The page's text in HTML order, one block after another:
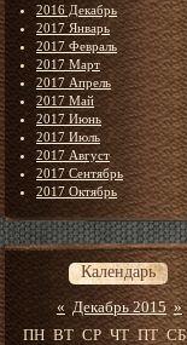
2016 Декабрь
2017 Январь
2017 Февраль
2017 Март
2017 Апрель
2017 Май
2017 Июнь
2017 Июль
2017 Август
2017 Сентябрь
2017 Октябрь
Календарь
« Декабрь 2015 »
ПН ВТ СР ЧТ ПТ СБ